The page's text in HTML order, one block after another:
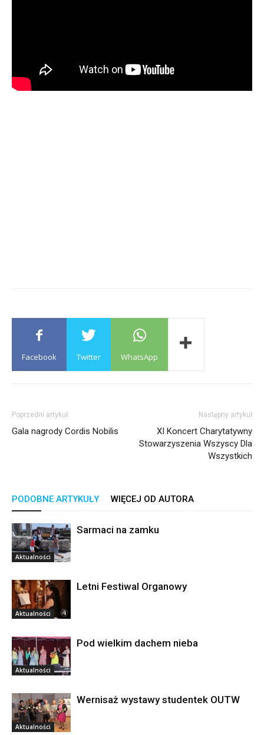
Facebook Twitter WhatsApp
Poprzedni artykuł
Gala nagrody Cordis Nobilis
Następny artykuł
XI Koncert Charytatywny
Stowarzyszenia Wszyscy Dla
Wszystkich
PODOBNE ARTYKUŁY WIĘCEJ OD AUTORA
Aktualności
Sarmaci na zamku
Aktualności
Letni Festiwal Organowy
Aktualności
Pod wielkim dachem nieba
Aktualności
Wernisaż wystawy studentek OUTW